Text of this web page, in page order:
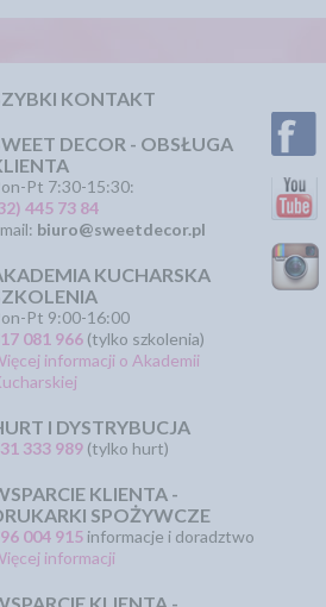
KONTAKT
DECOR - OBSŁUGA
Pt 7:30-15:30:
445 73 84
biuro@sweetdecor.pl
KUCHARSKA
Pt 9:00-16:00
081 966 (tylko szkolenia)
informacji o Akademii
I DYSTRYBUCJA
333 989 (tylko hurt)
KLIENTA -
SPOŻYWCZE
004 915 informacje i doradztwo
informacji